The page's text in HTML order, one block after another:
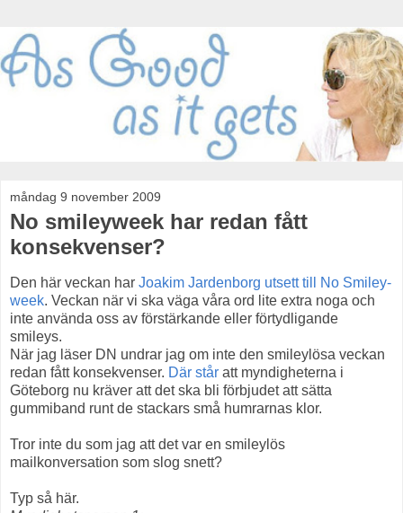
måndag 9 november 2009
No smileyweek har redan fått
konsekvenser?
Den här veckan har Joakim Jardenborg utsett till No Smiley-
week. Veckan när vi ska väga våra ord lite extra noga och
inte använda oss av förstärkande eller förtydligande
smileys.
När jag läser DN undrar jag om inte den smileylösa veckan
redan fått konsekvenser. Där står att myndigheterna i
Göteborg nu kräver att det ska bli förbjudet att sätta
gummiband runt de stackars små humrarnas klor.
Tror inte du som jag att det var en smileylös
mailkonversation som slog snett?
Typ så här.